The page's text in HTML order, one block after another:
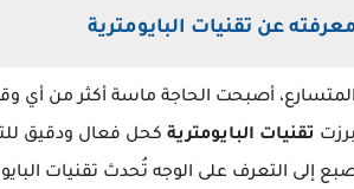
عن تقنيات البايومترية
المتسارع، أصبحت الحاجة ماسة أكثر من
تقنيات البايومترية كحل فعال ودقيق
إلى التعرف على الوجه تُحدث تقنيات